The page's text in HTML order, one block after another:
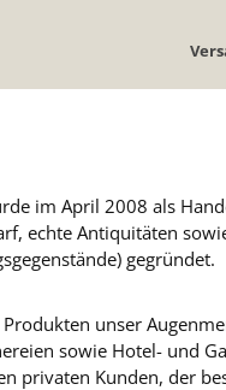
im April 2008 als
echte Antiquitäten
gegründet.
unser
sowie Hotel- und
privaten Kunden, der